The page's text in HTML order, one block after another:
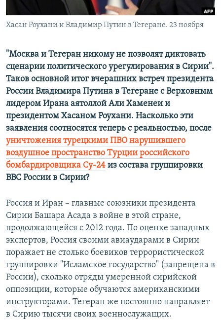
Հայերեն
Русский
Все сайты Радио Азатутюн
Хасан Роухани и Владимир Путин в Тегеране. 23 ноября
"Москва и Тегеран никому не позволят диктовать
сценарии политического урегулирования в Сирии".
Таков основной итог вчерашних встреч президента
России Владимира Путина в Тегеране с Верховным
лидером Ирана аятоллой Али Хаменеи и
президентом Хасаном Роухани. Насколько эти
заявления соотносятся теперь с реальностью, после
уничтожения турецкими ПВО нарушившего
воздушное пространство Турции российского
бомбардировщика Су-24 из состава группировки
ВВС России в Сирии?
​Россия и Иран – главные союзники президента
Сирии Башара Асада в войне в этой стране,
продолжающейся с 2012 года. По оценке западных
экспертов, Россия своими авиаударами в Сирии
поражает не столько боевиков террористической
группировки "Исламское государство" (запрещена в
России), сколько отряды умеренной сирийской
оппозиции, которые обучаются американскими
инструкторами. Тегеран же постоянно направляет
в Сирию тысячи своих военнослужащих.